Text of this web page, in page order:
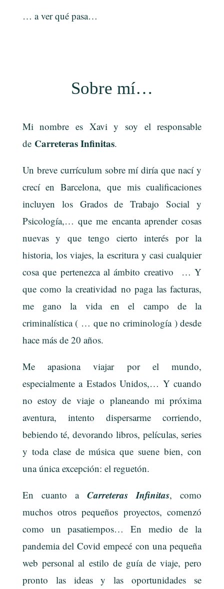
… a ver qué pasa…
Sobre mí…
Mi nombre es Xavi y soy el responsable
de Carreteras Infinitas.
Un breve currículum sobre mí diría que nací y
crecí en Barcelona, que mis cualificaciones
incluyen los Grados de Trabajo Social y
Psicología,… que me encanta aprender cosas
nuevas y que tengo cierto interés por la
historia, los viajes, la escritura y casi cualquier
cosa que pertenezca al ámbito creativo … Y
que como la creatividad no paga las facturas,
me gano la vida en el campo de la
criminalística ( … que no criminología ) desde
hace más de 20 años.
Me apasiona viajar por el mundo,
especialmente a Estados Unidos,… Y cuando
no estoy de viaje o planeando mi próxima
aventura, intento dispersarme corriendo,
bebiendo té, devorando libros, películas, series
y toda clase de música que suene bien, con
una única excepción: el reguetón.
En cuanto aCarreteras Infinitas, como
muchos otros pequeños proyectos, comenzó
como un pasatiempos… En medio de la
pandemia del Covid empecé con una pequeña
web personal al estilo de guía de viaje, pero
pronto las ideas y las oportunidades se